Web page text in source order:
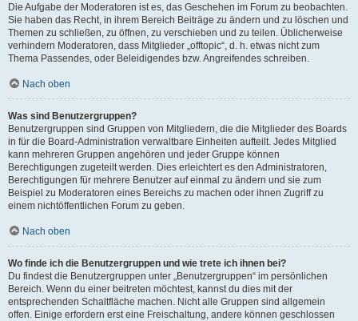
Die Aufgabe der Moderatoren ist es, das Geschehen im Forum zu beobachten.
Sie haben das Recht, in ihrem Bereich Beiträge zu ändern und zu löschen und
Themen zu schließen, zu öffnen, zu verschieben und zu teilen. Üblicherweise
verhindern Moderatoren, dass Mitglieder „offtopic“, d. h. etwas nicht zum
Thema Passendes, oder Beleidigendes bzw. Angreifendes schreiben.
Nach oben
Was sind Benutzergruppen?
Benutzergruppen sind Gruppen von Mitgliedern, die die Mitglieder des Boards
in für die Board-Administration verwaltbare Einheiten aufteilt. Jedes Mitglied
kann mehreren Gruppen angehören und jeder Gruppe können
Berechtigungen zugeteilt werden. Dies erleichtert es den Administratoren,
Berechtigungen für mehrere Benutzer auf einmal zu ändern und sie zum
Beispiel zu Moderatoren eines Bereichs zu machen oder ihnen Zugriff zu
einem nichtöffentlichen Forum zu geben.
Nach oben
Wo finde ich die Benutzergruppen und wie trete ich ihnen bei?
Du findest die Benutzergruppen unter „Benutzergruppen“ im persönlichen
Bereich. Wenn du einer beitreten möchtest, kannst du dies mit der
entsprechenden Schaltfläche machen. Nicht alle Gruppen sind allgemein
offen. Einige erfordern erst eine Freischaltung, andere können geschlossen